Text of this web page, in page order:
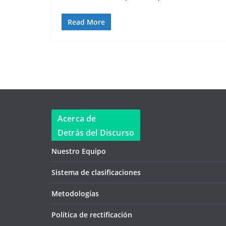
Read More
Acerca de
Detrás del Discurso
Nuestro Equipo
Sistema de clasificaciones
Metodologías
Política de rectificación